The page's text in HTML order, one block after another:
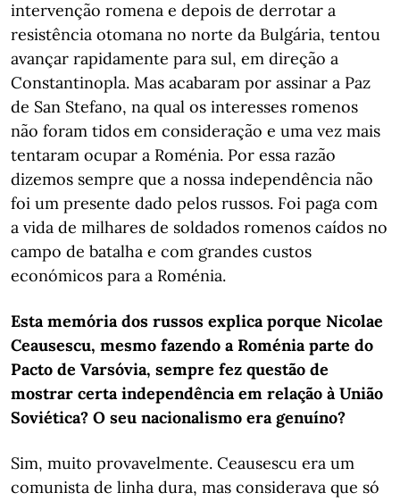
intervenção romena e depois de derrotar a
resistência otomana no norte da Bulgária, tentou
avançar rapidamente para sul, em direção a
Constantinopla. Mas acabaram por assinar a Paz
de San Stefano, na qual os interesses romenos
não foram tidos em consideração e uma vez mais
tentaram ocupar a Roménia. Por essa razão
dizemos sempre que a nossa independência não
foi um presente dado pelos russos. Foi paga com
a vida de milhares de soldados romenos caídos no
campo de batalha e com grandes custos
económicos para a Roménia.
Esta memória dos russos explica porque Nicolae
Ceausescu, mesmo fazendo a Roménia parte do
Pacto de Varsóvia, sempre fez questão de
mostrar certa independência em relação à União
Soviética? O seu nacionalismo era genuíno?
Sim, muito provavelmente. Ceausescu era um
comunista de linha dura, mas considerava que só